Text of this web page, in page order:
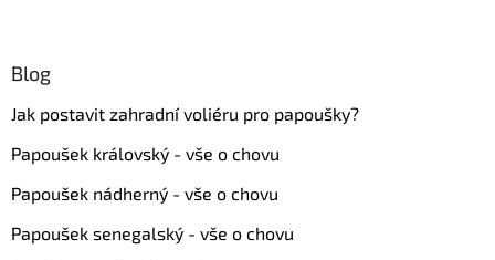
Blog
Jak postavit zahradní voliéru pro papoušky?
Papoušek královský - vše o chovu
Papoušek nádherný - vše o chovu
Papoušek senegalský - vše o chovu